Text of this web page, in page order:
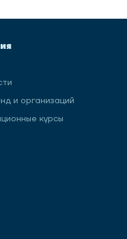
и организаций
курсы